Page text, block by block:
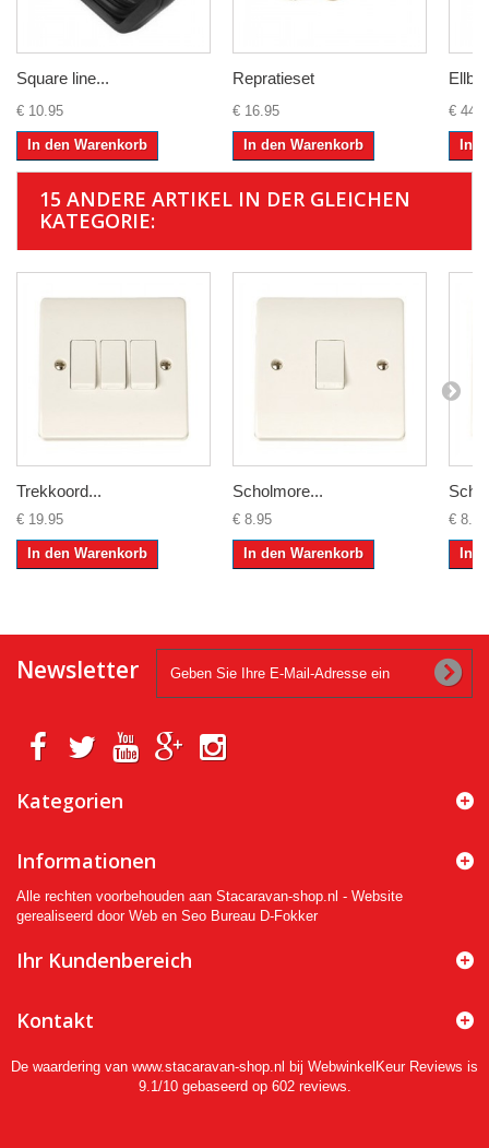
Square line...
€ 10.95
In den Warenkorb
Repratieset
€ 16.95
In den Warenkorb
€
In
15 ANDERE ARTIKEL IN DER GLEICHEN
KATEGORIE:
Trekkoord...
€ 19.95
In den Warenkorb
Scholmore...
€ 8.95
In den Warenkorb
€ 8.95
In
Newsletter
Kategorien
Informationen
Alle rechten voorbehouden aan Stacaravan-shop.nl - Website
gerealiseerd door Web en Seo Bureau D-Fokker
Ihr Kundenbereich
Kontakt
De waardering van www.stacaravan-shop.nl bij WebwinkelKeur Reviews is
9.1/10 gebaseerd op 602 reviews.